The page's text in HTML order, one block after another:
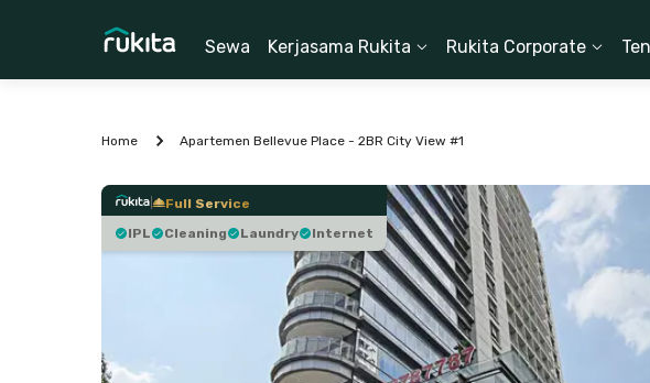
Sewa Kerjasama Rukita Rukita Corporate
Home Apartemen Bellevue Place - 2BR City View #1
Full Service
IPL
Cleaning Laundry Internet